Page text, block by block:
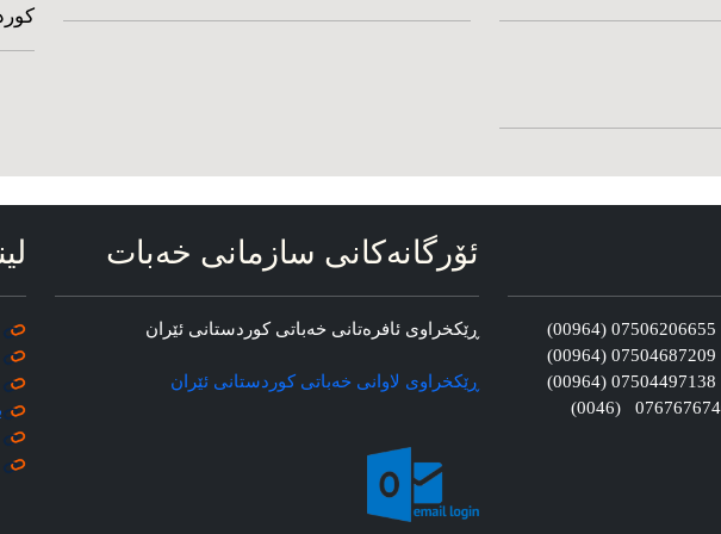
ئۆرگانه‌کانی سازمانی خه‌بات
ڕێکخراوی ئافره‌تانی خه‌باتی کوردستانی ئێران
ڕێکخراوی لاوانی خه‌باتی کوردستانی ئێران